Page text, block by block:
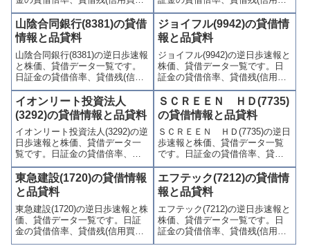
残、信用売残)、品貸料(逆日
歩)、東証の週末残高、規制(注意
喚起・申込停止)など、空売り関
連情報を集計し、図解でわかり
やすくまとめて掲載していま
す。
残、信用売残)、品貸料(逆日
歩)、東証の週末残高、規制(注意
喚起・申込停止)など、空売り関
連情報を集計し、図解でわかり
やすくまとめて掲載していま
す。
山陰合同銀行(8381)の貸借
情報と品貸料
山陰合同銀行(8381)の逆日歩速報
と株価、貸借データ一覧です。
日証金の貸借倍率、貸借残(信用
買残、信用売残)、品貸料(逆日
歩)、東証の週末残高、規制(注意
喚起・申込停止)など、空売り関
連情報を集計し、図解でわかり
やすくまとめて掲載していま
す。
ジョイフル(9942)の貸借情
報と品貸料
ジョイフル(9942)の逆日歩速報と
株価、貸借データ一覧です。日
証金の貸借倍率、貸借残(信用買
残、信用売残)、品貸料(逆日
歩)、東証の週末残高、規制(注意
喚起・申込停止)など、空売り関
連情報を集計し、図解でわかり
やすくまとめて掲載していま
す。
イオンリート投資法人
(3292)の貸借情報と品貸料
イオンリート投資法人(3292)の逆
日歩速報と株価、貸借データ一
覧です。日証金の貸借倍率、貸
借残(信用買残、信用売残)、品貸
料(逆日歩)、東証の週末残高、規
制(注意喚起・申込停止)など、空
売り関連情報を集計し、図解で
わかりやすくまとめて掲載して
います。
ＳＣＲＥＥＮ ＨＤ(7735)
の貸借情報と品貸料
ＳＣＲＥＥＮ ＨＤ(7735)の逆日
歩速報と株価、貸借データ一覧
です。日証金の貸借倍率、貸借
残(信用買残、信用売残)、品貸料
(逆日歩)、東証の週末残高、規制
(注意喚起・申込停止)など、空売
り関連情報を集計し、図解でわ
かりやすくまとめて掲載してい
ます。
東急建設(1720)の貸借情報
と品貸料
東急建設(1720)の逆日歩速報と株
価、貸借データ一覧です。日証
金の貸借倍率、貸借残(信用買
残、信用売残)、品貸料(逆日
エフテック(7212)の貸借情
報と品貸料
エフテック(7212)の逆日歩速報と
株価、貸借データ一覧です。日
証金の貸借倍率、貸借残(信用買
残、信用売残)、品貸料(逆日